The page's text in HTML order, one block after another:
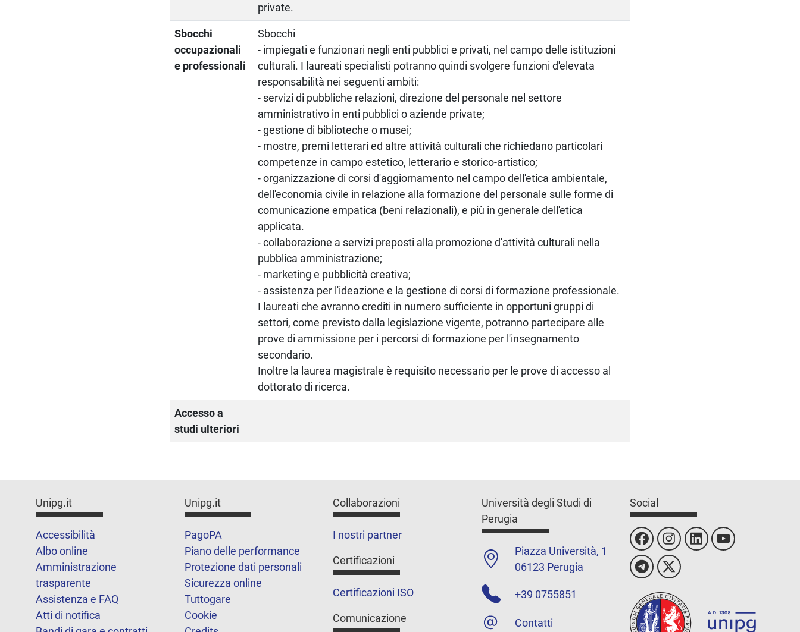
private.
Sbocchi
occupazionali
e professionali
Sbocchi
- impiegati e funzionari negli enti pubblici e privati, nel campo delle istituzioni
culturali. I laureati specialisti potranno quindi svolgere funzioni d'elevata
responsabilità nei seguenti ambiti:
- servizi di pubbliche relazioni, direzione del personale nel settore
amministrativo in enti pubblici o aziende private;
- gestione di biblioteche o musei;
- mostre, premi letterari ed altre attività culturali che richiedano particolari
competenze in campo estetico, letterario e storico-artistico;
- organizzazione di corsi d'aggiornamento nel campo dell'etica ambientale,
dell'economia civile in relazione alla formazione del personale sulle forme di
comunicazione empatica (beni relazionali), e più in generale dell'etica
applicata.
- collaborazione a servizi preposti alla promozione d'attività culturali nella
pubblica amministrazione;
- marketing e pubblicità creativa;
- assistenza per l'ideazione e la gestione di corsi di formazione professionale.
I laureati che avranno crediti in numero sufficiente in opportuni gruppi di
settori, come previsto dalla legislazione vigente, potranno partecipare alle
prove di ammissione per i percorsi di formazione per l'insegnamento
secondario.
Inoltre la laurea magistrale è requisito necessario per le prove di accesso al
dottorato di ricerca.
Accesso a
studi ulteriori
Unipg.it
Accessibilità
Albo online
Amministrazione
trasparente
Assistenza e FAQ
Atti di notifica
Unipg.it
PagoPA
Piano delle performance
Protezione dati personali
Sicurezza online
Tuttogare
Cookie
Collaborazioni
I nostri partner
Certificazioni
Certificazioni ISO
Comunicazione
Università degli Studi di
Perugia
Piazza Università, 1
06123 Perugia
+39 0755851
Contatti
Social